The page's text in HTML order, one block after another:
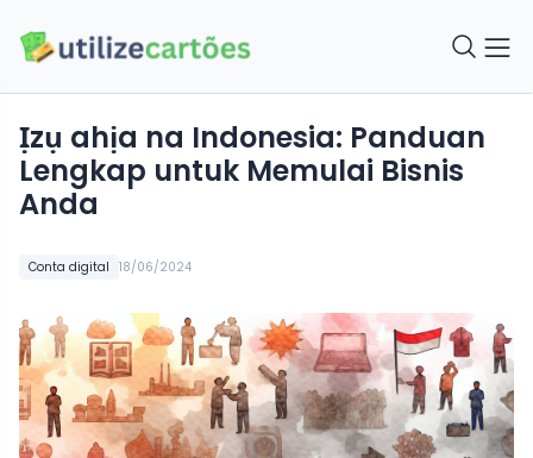
Conta digital 18/06/2024
Ịzụ ahịa na Indonesia: Panduan
Lengkap untuk Memulai Bisnis
Anda